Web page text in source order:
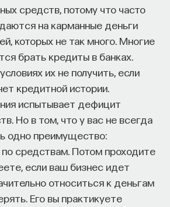
средств, потому что часто
на карманные деньги
которых не так много. Многие
брать кредиты в банках.
их не получить, если
кредитной истории.
испытывает дефицит
Но в том, что у вас не всегда
одно преимущество:
средствам. Потом проходите
если ваш бизнес идет
относиться к деньгам
Его вы практикуете
вклад в дело